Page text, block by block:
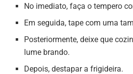
No imediato, faça o tempero
Em seguida, tape com uma
Posteriormente, deixe que
lume brando.
Depois, destapar a frigideira.